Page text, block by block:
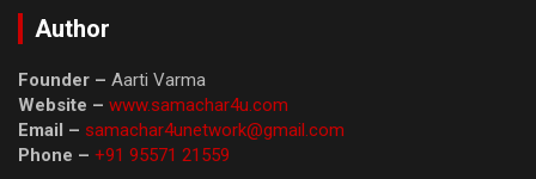
Author
Founder – Aarti Varma
Website – www.samachar4u.com
Email – samachar4unetwork@gmail.com
Phone – +91 95571 21559